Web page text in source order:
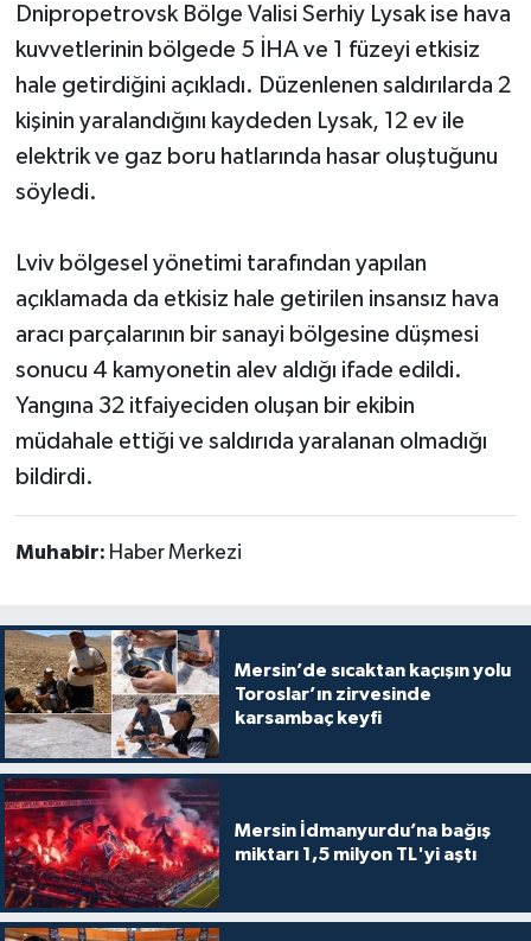
Dnipropetrovsk Bölge Valisi Serhiy Lysak ise hava
kuvvetlerinin bölgede 5 İHA ve 1 füzeyi etkisiz
hale getirdiğini açıkladı. Düzenlenen saldırılarda 2
kişinin yaralandığını kaydeden Lysak, 12 ev ile
elektrik ve gaz boru hatlarında hasar oluştuğunu
söyledi.
Lviv bölgesel yönetimi tarafından yapılan
açıklamada da etkisiz hale getirilen insansız hava
aracı parçalarının bir sanayi bölgesine düşmesi
sonucu 4 kamyonetin alev aldığı ifade edildi.
Yangına 32 itfaiyeciden oluşan bir ekibin
müdahale ettiği ve saldırıda yaralanan olmadığı
bildirdi.
Muhabir: Haber Merkezi
Mersin’de sıcaktan kaçışın yolu
Toroslar’ın zirvesinde
karsambaç keyfi
Mersin İdmanyurdu’na bağış
miktarı 1,5 milyon TL'yi aştı